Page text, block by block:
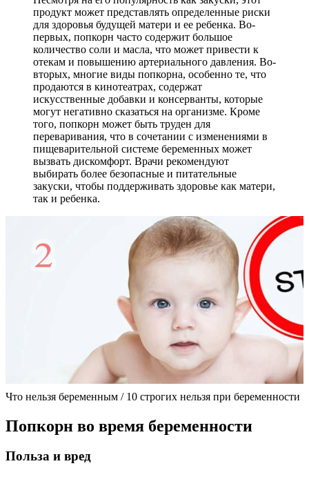
продукт может представлять определенные риски
для здоровья будущей матери и ее ребенка. Во-
первых, попкорн часто содержит большое
количество соли и масла, что может привести к
отекам и повышению артериального давления. Во-
вторых, многие виды попкорна, особенно те, что
продаются в кинотеатрах, содержат
искусственные добавки и консерванты, которые
могут негативно сказаться на организме. Кроме
того, попкорн может быть труден для
переваривания, что в сочетании с изменениями в
пищеварительной системе беременных может
вызвать дискомфорт. Врачи рекомендуют
выбирать более безопасные и питательные
закуски, чтобы поддерживать здоровье как матери,
так и ребенка.
Что нельзя беременным / 10 строгих нельзя при беременности
Попкорн во время беременности
Польза и вред